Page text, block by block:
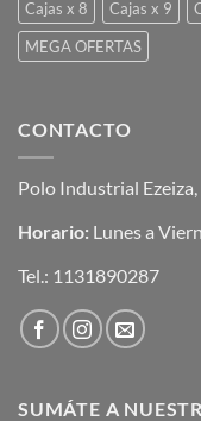
Cajas x 8
Cajas x 9
MEGA OFERTAS
CONTACTO
Polo Industrial
Horario: Lunes a
Tel.: 1131890287
SUMÁTE A